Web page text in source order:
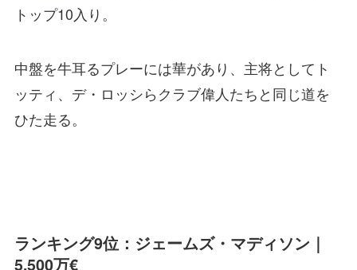
トップ10入り。
中盤を牛耳るプレーには華があり、主将としてト
ッティ、デ・ロッシらクラブ偉人たちと同じ道を
ひた走る。
ランキング9位：ジェームズ・マディソン｜
5,500万€